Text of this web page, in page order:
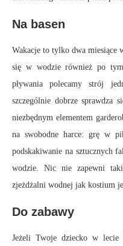
Na basen
Wakacje to tylko dwa miesiące
się w wodzie również po
pływania polecamy strój
szczególnie dobrze sprawdza
niezbędnym elementem
na swobodne harce: grę w
podskakiwanie na sztucznych
wodzie. Nic nie zapewni
zjeżdżalni wodnej jak kostium
Do zabawy
Jeżeli Twoje dziecko w